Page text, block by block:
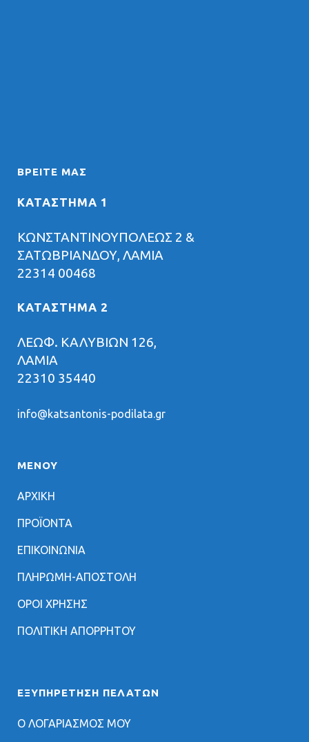
ΒΡΕΊΤΕ ΜΑΣ
ΚΑΤΑΣΤΗΜΑ 1
ΚΩΝΣΤΑΝΤΙΝΟΥΠΟΛΕΩΣ 2 &
ΣΑΤΩΒΡΙΑΝΔΟΥ, ΛΑΜΙΑ
22314 00468
ΚΑΤΑΣΤΗΜΑ 2
ΛΕΩΦ. ΚΑΛΥΒΙΩΝ 126,
ΛΑΜΙΑ
22310 35440
info@katsantonis-podilata.gr
ΜΕΝΟΥ
ΑΡΧΙΚΗ
ΠΡΟΪΟΝΤΑ
ΕΠΙΚΟΙΝΩΝΙΑ
ΠΛΗΡΩΜΗ-ΑΠΟΣΤΟΛΗ
ΟΡΟΙ ΧΡΗΣΗΣ
ΠΟΛΙΤΙΚΗ ΑΠΟΡΡΗΤΟΥ
ΕΞΥΠΗΡΈΤΗΣΗ ΠΕΛΑΤΏΝ
Ο ΛΟΓΑΡΙΑΣΜΟΣ ΜΟΥ